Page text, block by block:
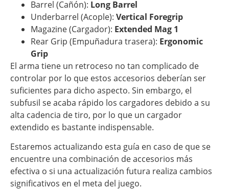
Barrel (Cañón): Long Barrel
Underbarrel (Acople): Vertical Foregrip
Magazine (Cargador): Extended Mag 1
Rear Grip (Empuñadura trasera): Ergonomic
Grip
El arma tiene un retroceso no tan complicado de
controlar por lo que estos accesorios deberían ser
suficientes para dicho aspecto. Sin embargo, el
subfusil se acaba rápido los cargadores debido a su
alta cadencia de tiro, por lo que un cargador
extendido es bastante indispensable.
Estaremos actualizando esta guía en caso de que se
encuentre una combinación de accesorios más
efectiva o si una actualización futura realiza cambios
significativos en el meta del juego.